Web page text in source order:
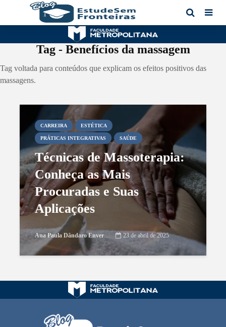
Tag - Benefícios da massagem
Tag voltada para conteúdos que explicam os efeitos positivos das
massagens.
CARREIRA ESTÉTICA
PRÁTICAS INTEGRATIVAS SAÚDE
Técnicas de Massoterapia:
Conheça as Mais
Procuradas e Suas
Aplicações
Ana Paula Dândaro Envernize 23 de abril de 2025